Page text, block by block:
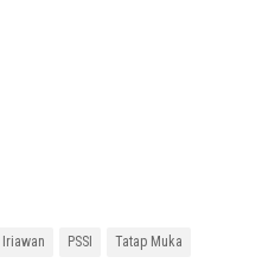
PSSI Tatap Muka